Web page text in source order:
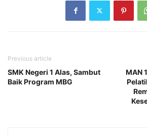
Previous article
SMK Negeri 1 Alas, Sambut
Baik Program MBG
MAN